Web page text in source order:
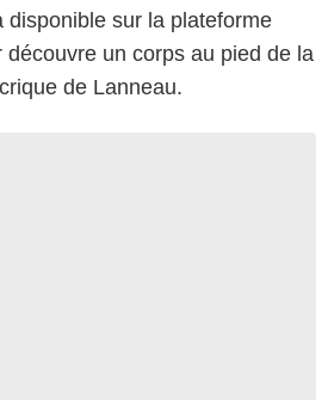
disponible sur la plateforme
un corps au pied de la
de Lanneau.